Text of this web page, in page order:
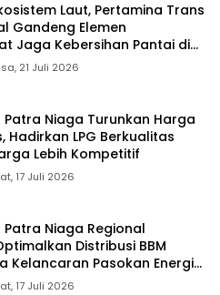
Laut, Pertamina Trans
Gandeng Elemen
Jaga Kebersihan Pantai di
21 Juli 2026
Patra Niaga Turunkan Harga
Hadirkan LPG Berkualitas
Lebih Kompetitif
17 Juli 2026
Patra Niaga Regional
Distribusi BBM
Kelancaran Pasokan Energi
Sulawesi
17 Juli 2026